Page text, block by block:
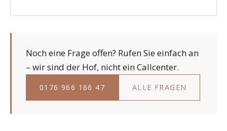
Noch eine Frage offen? Rufen Sie einfach an
– wir sind der Hof, nicht ein Callcenter.
0176 966 166 47 ALLE FRAGEN